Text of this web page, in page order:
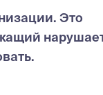
Это